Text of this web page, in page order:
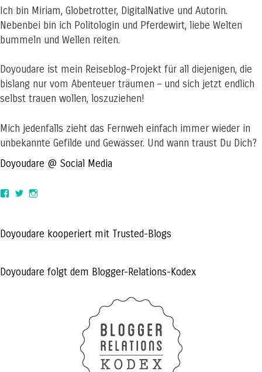
Ich bin Miriam, Globetrotter, DigitalNative und Autorin.
Nebenbei bin ich Politologin und Pferdewirt, liebe Welten
bummeln und Wellen reiten.
Doyoudare ist mein Reiseblog-Projekt für all diejenigen, die
bislang nur vom Abenteuer träumen – und sich jetzt endlich
selbst trauen wollen, loszuziehen!
Mich jedenfalls zieht das Fernweh einfach immer wieder in
unbekannte Gefilde und Gewässer. Und wann traust Du Dich?
Doyoudare @ Social Media
View
Facebook
View
TwitterInstagram
Doyoudare kooperiert mit Trusted-Blogs
Doyoudare folgt dem Blogger-Relations-Kodex